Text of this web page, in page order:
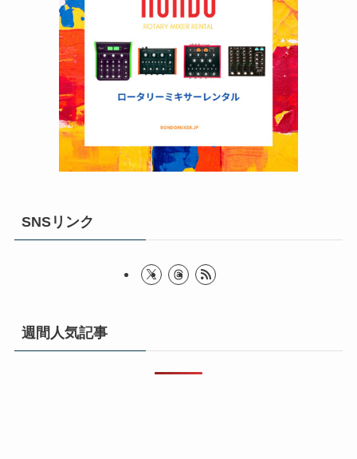
SNSリンク
週間人気記事